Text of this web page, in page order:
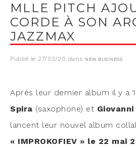
MLLE PITCH
CORDE À SON
JAZZMAX
Publié le 27/03/20 dans NEW BUSINESS
Après leur der­nier album il y a
Spi­ra (saxo­phone) et
lancent leur nou­vel album
« IMPROKOFIEV » le 22 mai